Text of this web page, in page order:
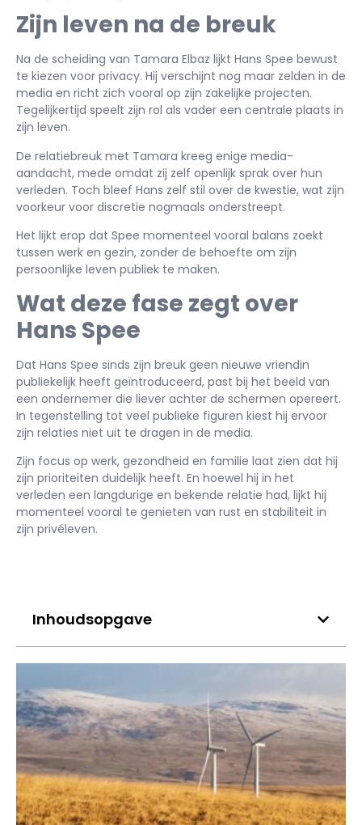
Zijn leven na de breuk
Na de scheiding van Tamara Elbaz lijkt Hans Spee bewust
te kiezen voor privacy. Hij verschijnt nog maar zelden in de
media en richt zich vooral op zijn zakelijke projecten.
Tegelijkertijd speelt zijn rol als vader een centrale plaats in
zijn leven.
De relatiebreuk met Tamara kreeg enige media-
aandacht, mede omdat zij zelf openlijk sprak over hun
verleden. Toch bleef Hans zelf stil over de kwestie, wat zijn
voorkeur voor discretie nogmaals onderstreept.
Het lijkt erop dat Spee momenteel vooral balans zoekt
tussen werk en gezin, zonder de behoefte om zijn
persoonlijke leven publiek te maken.
Wat deze fase zegt over
Hans Spee
Dat Hans Spee sinds zijn breuk geen nieuwe vriendin
publiekelijk heeft geïntroduceerd, past bij het beeld van
een ondernemer die liever achter de schermen opereert.
In tegenstelling tot veel publieke figuren kiest hij ervoor
zijn relaties niet uit te dragen in de media.
Zijn focus op werk, gezondheid en familie laat zien dat hij
zijn prioriteiten duidelijk heeft. En hoewel hij in het
verleden een langdurige en bekende relatie had, lijkt hij
momenteel vooral te genieten van rust en stabiliteit in
zijn privéleven.
Inhoudsopgave